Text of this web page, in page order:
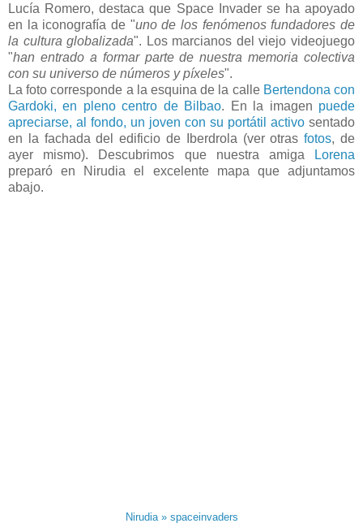
Lucía Romero, destaca que Space Invader se ha apoyado
en la iconografía de "uno de los fenómenos fundadores de
la cultura globalizada". Los marcianos del viejo videojuego
"han entrado a formar parte de nuestra memoria colectiva
con su universo de números y píxeles".
La foto corresponde a la esquina de la calle Bertendona con
Gardoki, en pleno centro de Bilbao. En la imagen puede
apreciarse, al fondo, un joven con su portátil activo sentado
en la fachada del edificio de Iberdrola (ver otrasfotos, de
ayer mismo). Descubrimos que nuestra amiga
Lorena
preparó en Nirudia el excelente mapa que adjuntamos
abajo.
Nirudia » spaceinvaders